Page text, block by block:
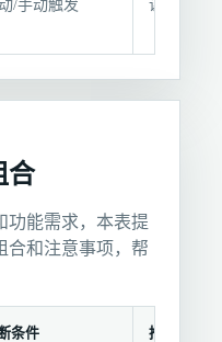
/手动触发 课程设定
合
功能需求，本表提
合和注意事项，帮
条件 推荐选择